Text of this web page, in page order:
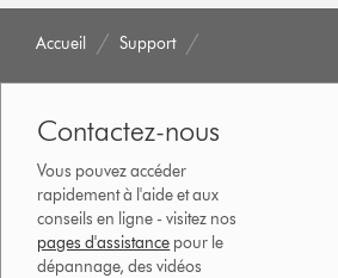
Accueil Support
Contactez-nous
Vous pouvez accéder
rapidement à l'aide et aux
conseils en ligne - visitez nos
pages d'assistance pour le
dépannage, des vidéos